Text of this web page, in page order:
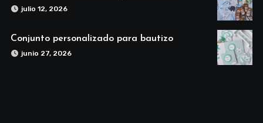
julio 12, 2026
Conjunto personalizado para bautizo
junio 27, 2026